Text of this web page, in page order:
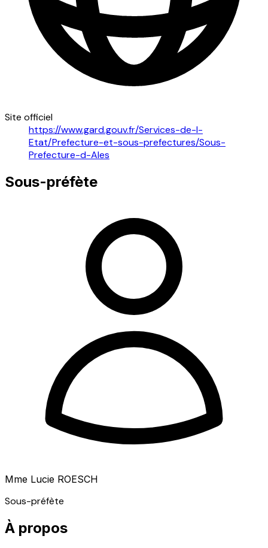
Site officiel
https://www.gard.gouv.fr/Services-de-l-
Etat/Prefecture-et-sous-prefectures/Sous-
Prefecture-d-Ales
Sous-préfète
Mme Lucie ROESCH
Sous-préfète
À propos